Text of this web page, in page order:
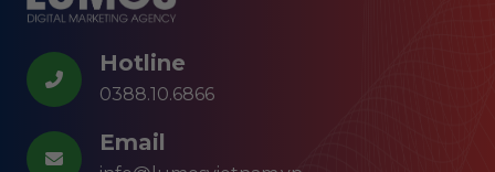
Hotline
0388.10.6866
Email